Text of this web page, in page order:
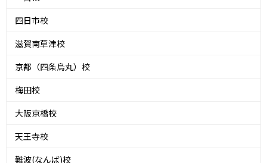
四日市校
滋賀南草津校
京都（四条烏丸）校
梅田校
大阪京橋校
天王寺校
難波(なんば)校